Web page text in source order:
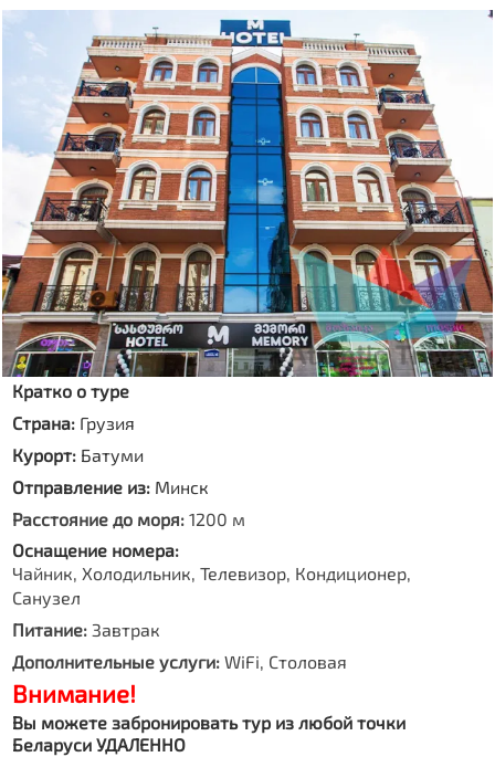
Кратко о туре
Страна: Грузия
Курорт: Батуми
Отправление из: Минск
Расстояние до моря: 1200 м
Оснащение номера:
Чайник, Холодильник, Телевизор, Кондиционер,
Санузел
Питание: Завтрак
Дополнительные услуги: WiFi, Столовая
Внимание!
Вы можете забронировать тур из любой точки
Беларуси УДАЛЕННО